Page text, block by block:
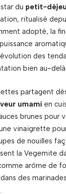
du petit-
ritualisé
adopté, la
des
bien au-
partagent
umami en
brunes pour
vinaigrette
de nouilles
la Vegemite
arôme de
des